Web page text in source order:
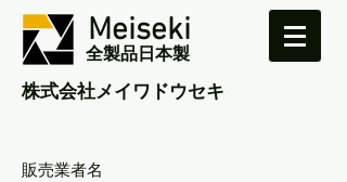
Meiseki
全製品日本製
​株式会社メイワドウセキ
販売業者名